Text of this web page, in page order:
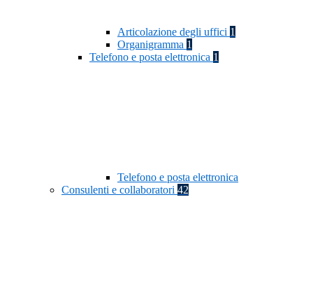
Articolazione degli uffici 1
Organigramma 1
Telefono e posta elettronica 1
Telefono e posta elettronica
Consulenti e collaboratori 42